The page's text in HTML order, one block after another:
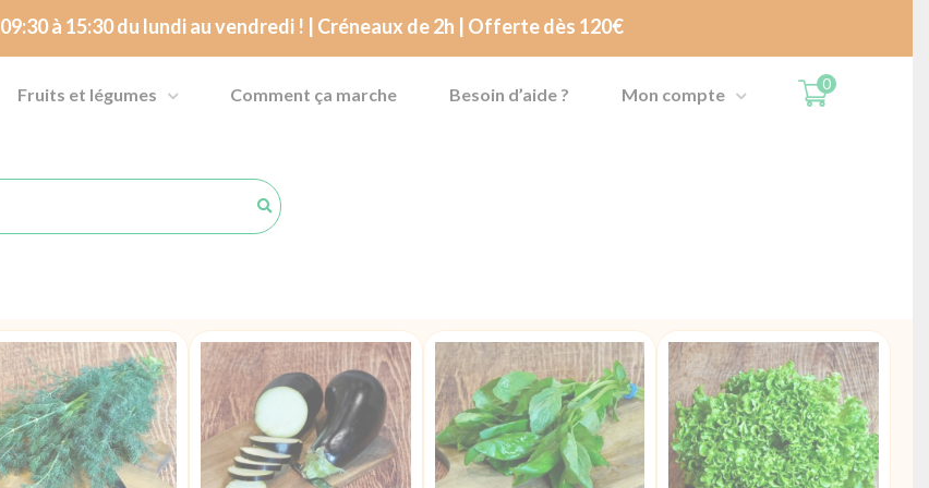
09:30 à 15:30 du lundi au vendredi ! | Créneaux de 2h | Offerte dès 120€
Fruits et légumes Comment ça marche Besoin d’aide ? Mon compte 0